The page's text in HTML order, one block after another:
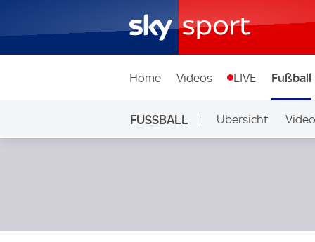
Home Videos LIVE Fußball
FUSSBALL Übersicht